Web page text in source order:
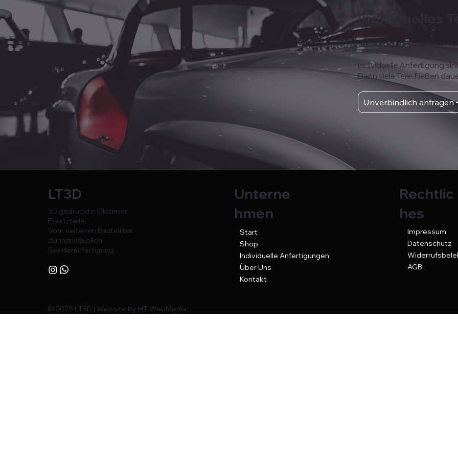
Individuelles
Jetzt kostenlos anfragen
Individuelle Anfertigung
Denn viele Teile fließen
Unverbindlich anfragen
LT3D
3D gedruckte Oldtimer
Ersatzteile.
Vom seltenen Bauteil bis
zur individuellen
Sonderanfertigung.
© 2025 LT3D | Website by HT WebMedia
Unterne
hmen
Start
Shop
Individuelle Anfertigungen
Über Uns
Kontakt
Rechtlic
hes
Impressum
Datenschutz
AGB